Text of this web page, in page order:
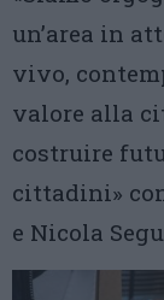
un’area in
vivo,
valore alla
costruire
cittadini»
e Nicola